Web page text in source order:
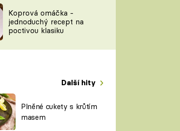
Sledujte nás
Koprová omáčka -
jednoduchý recept na
poctivou klasiku
Další hity
Plněné cukety s krůtím
masem